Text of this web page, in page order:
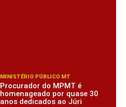
MINISTÉRIO PÚBLICO MT
Procurador do MPMT é
homenageado por quase 30
anos dedicados ao Júri